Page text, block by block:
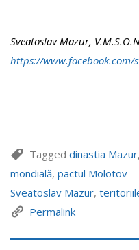
Sveatoslav Mazur,
https://www.facebook.com/
Tagged dinastia Mazur,
mondială, pactul Molotov
Sveatoslav Mazur,
Permalink